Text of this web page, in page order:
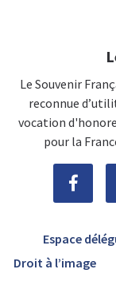
Le Souvenir
reconnue
vocation
pour la
Espace
Droit à l’image